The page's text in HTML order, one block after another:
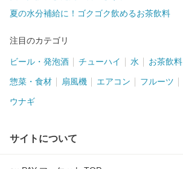
夏の水分補給に！ゴクゴク飲めるお茶飲料
注目のカテゴリ
ビール・発泡酒 チューハイ 水 お茶飲料
惣菜・食材 扇風機 エアコン フルーツ
ウナギ
サイトについて